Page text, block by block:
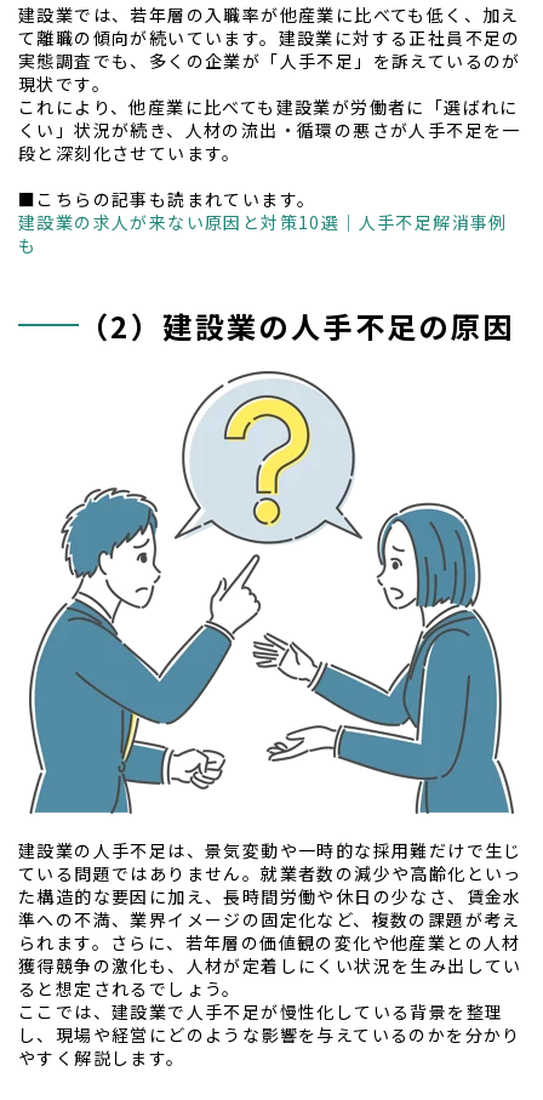
建設業では、若年層の入職率が他産業に比べても低く、加え
て離職の傾向が続いています。建設業に対する正社員不足の
実態調査でも、多くの企業が「人手不足」を訴えているのが
現状です。
これにより、他産業に比べても建設業が労働者に「選ばれに
くい」状況が続き、人材の流出・循環の悪さが人手不足を一
段と深刻化させています。
■こちらの記事も読まれています。
建設業の求人が来ない原因と対策10選｜人手不足解消事例
も
（2）建設業の人手不足の原因
建設業の人手不足は、景気変動や一時的な採用難だけで生じ
ている問題ではありません。就業者数の減少や高齢化といっ
た構造的な要因に加え、長時間労働や休日の少なさ、賃金水
準への不満、業界イメージの固定化など、複数の課題が考え
られます。さらに、若年層の価値観の変化や他産業との人材
獲得競争の激化も、人材が定着しにくい状況を生み出してい
ると想定されるでしょう。
ここでは、建設業で人手不足が慢性化している背景を整理
し、現場や経営にどのような影響を与えているのかを分かり
やすく解説します。